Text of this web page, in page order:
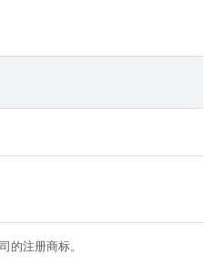
的注册商标。